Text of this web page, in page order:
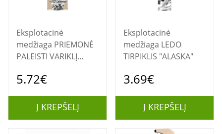
Eksplotacinė
medžiaga PRIEMONĖ
PALEISTI VARIKLĮ
5.72€
Į KREPŠELĮ
Eksplotacinė
medžiaga LEDO
TIRPIKLIS "ALASKA"
3.69€
Į KREPŠELĮ